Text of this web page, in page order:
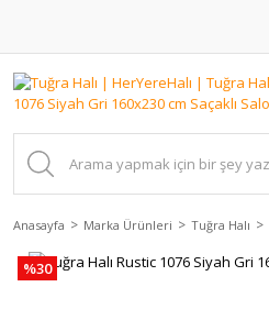
Anasayfa Marka Ürünleri Tuğra Halı
%30